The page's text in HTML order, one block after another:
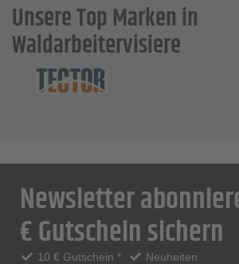
Unsere Top Marken in
Waldarbeitervisiere
Newsletter
€ Gutschein sichern
10 € Gutschein *
Neuheiten